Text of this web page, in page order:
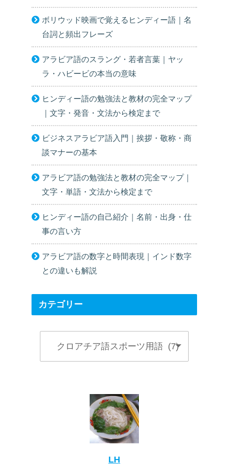
ボリウッド映画で覚えるヒンディー語｜名
台詞と頻出フレーズ
アラビア語のスラング・若者言葉｜ヤッ
ラ・ハビービの本当の意味
ヒンディー語の勉強法と教材の完全マップ
｜文字・発音・文法から検定まで
ビジネスアラビア語入門｜挨拶・敬称・商
談マナーの基本
アラビア語の勉強法と教材の完全マップ｜
文字・単語・文法から検定まで
ヒンディー語の自己紹介｜名前・出身・仕
事の言い方
アラビア語の数字と時間表現｜インド数字
との違いも解説
カテゴリー
LH